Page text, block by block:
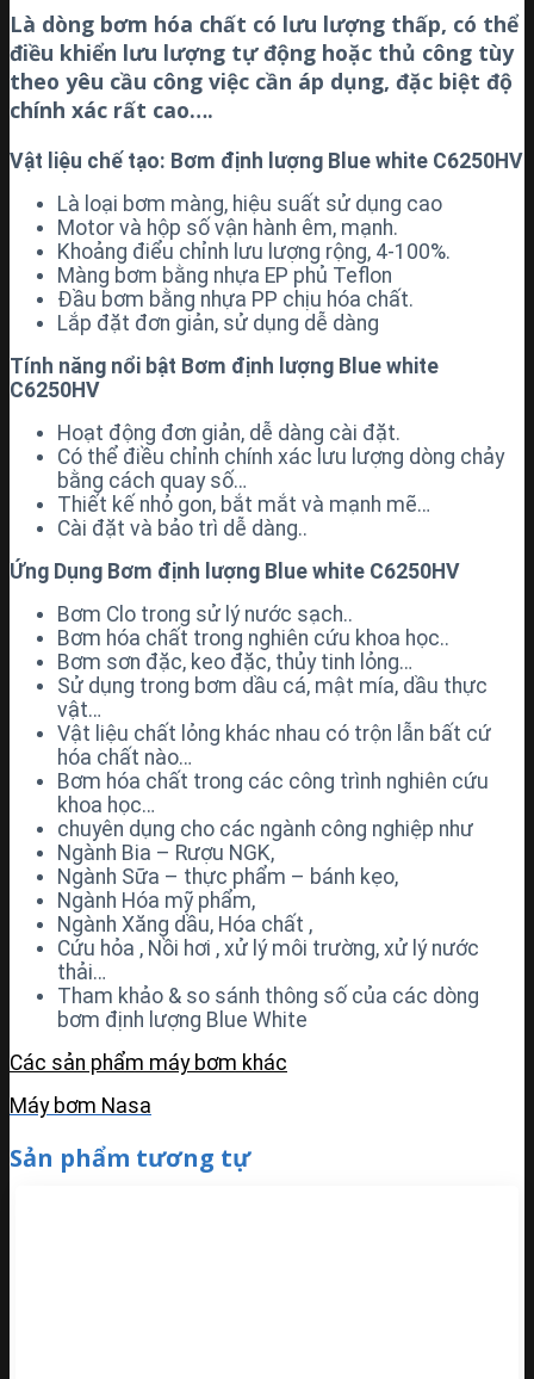
Là dòng bơm hóa chất có lưu lượng thấp, có thể
điều khiển lưu lượng tự động hoặc thủ công tùy
theo yêu cầu công việc cần áp dụng, đặc biệt độ
chính xác rất cao….
Vật liệu chế tạo: Bơm định lượng Blue white C6250HV
Là loại bơm màng, hiệu suất sử dụng cao
Motor và hộp số vận hành êm, mạnh.
Khoảng điểu chỉnh lưu lượng rộng, 4-100%.
Màng bơm bằng nhựa EP phủ Teflon
Đầu bơm bằng nhựa PP chịu hóa chất.
Lắp đặt đơn giản, sử dụng dễ dàng
Tính năng nổi bật Bơm định lượng Blue white
C6250HV
Hoạt động đơn giản, dễ dàng cài đặt.
Có thể điều chỉnh chính xác lưu lượng dòng chảy
bằng cách quay số…
Thiết kế nhỏ gon, bắt mắt và mạnh mẽ…
Cài đặt và bảo trì dễ dàng..
Ứng Dụng Bơm định lượng Blue white C6250HV
Bơm Clo trong sử lý nước sạch..
Bơm hóa chất trong nghiên cứu khoa học..
Bơm sơn đặc, keo đặc, thủy tinh lỏng…
Sử dụng trong bơm dầu cá, mật mía, dầu thực
vật…
Vật liệu chất lỏng khác nhau có trộn lẫn bất cứ
hóa chất nào…
Bơm hóa chất trong các công trình nghiên cứu
khoa học…
chuyên dụng cho các ngành công nghiệp như
Ngành Bia – Rượu NGK,
Ngành Sữa – thực phẩm – bánh kẹo,
Ngành Hóa mỹ phẩm,
Ngành Xăng dầu, Hóa chất ,
Cứu hỏa , Nồi hơi , xử lý môi trường, xử lý nước
thải…
Tham khảo & so sánh thông số của các dòng
bơm định lượng Blue White
Các sản phẩm máy bơm khác
Máy bơm Nasa
Sản phẩm tương tự